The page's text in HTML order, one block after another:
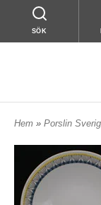
SÖK
Hem » Porslin